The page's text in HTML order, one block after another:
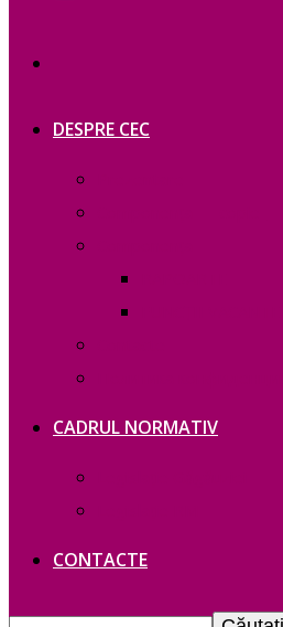
DESPRE CEC
CADRUL NORMATIV
CONTACTE